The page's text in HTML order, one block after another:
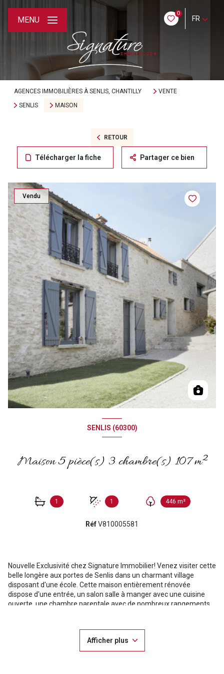
0
FR
MENU
AGENCES IMMOBILIÈRES À SENLIS, CHANTILLY
VENTE
SENLIS
MAISON
RETOUR
Télécharger la fiche Partager ce bien
Vendu
SENLIS (60300)
Maison 5 pièce(s) 3 chambre(s) 107 m²
1 1 446 m²
RéfV810005581
Nouvelle Exclusivité chez Signature Immobilier! Venez visiter cette
belle longère aux portes de Senlis dans un charmant village
disposant d'une école. Cette maison entièrement rénovée
dispose d'une entrée, un salon salle à manger avec une cuisine
ouverte, une chambre parentale avec de nombreux rangements
douche avec WC. Vous disposerez également d'un espace bureau
aménagé. Un portail électrique menant sur une cour vous
permettra de stationner 2 véhicules. Vous disposerez également
Afficher plus